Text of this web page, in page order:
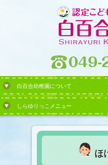
白百合幼稚園について
しらゆりっこメニュー
ほ